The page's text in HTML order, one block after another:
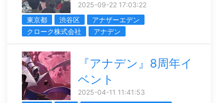
2025-09-22 17:03:22
東京都
渋谷区
アナザーエデン
クローク株式会社
アナデン
『アナデン』8周年イ
ベント
2025-04-11 11:41:53